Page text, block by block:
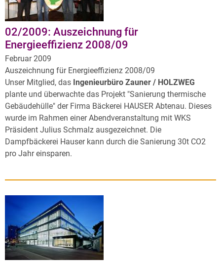
02/2009: Auszeichnung für
Energieeffizienz 2008/09
Februar 2009
Auszeichnung für Energieeffizienz 2008/09
Unser Mitglied, das Ingenieurbüro Zauner / HOLZWEG
plante und überwachte das Projekt "Sanierung thermische
Gebäudehülle" der Firma Bäckerei HAUSER Abtenau. Dieses
wurde im Rahmen einer Abendveranstaltung mit WKS
Präsident Julius Schmalz ausgezeichnet. Die
Dampfbäckerei Hauser kann durch die Sanierung 30t CO2
pro Jahr einsparen.